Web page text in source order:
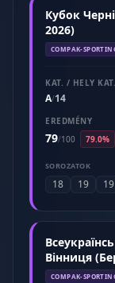
Кубок
2026)
COMPAK-
KAT. / HELY KAT.
A/14
EREDMÉNY
79/100 79.0%
SOROZATOK
18 19 19
Вінниця
COMPAK-